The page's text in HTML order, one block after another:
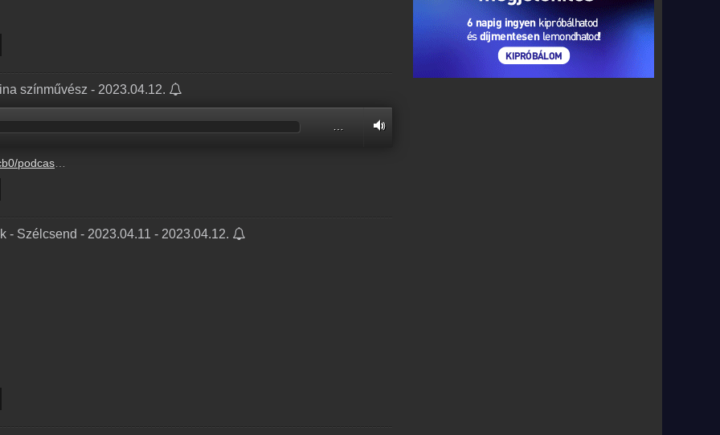
színművész - 2023.04.12.
00df-ecb8-7a5b-cd8592f3d2f7.mp3
- Szélcsend - 2023.04.11 - 2023.04.12.